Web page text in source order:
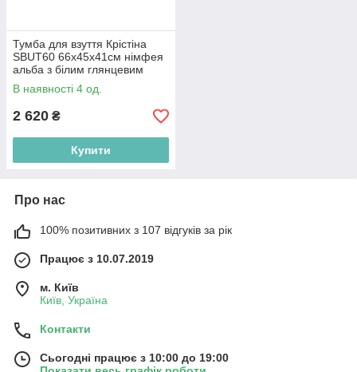
Тумба для взуття Крістіна
SBUT60 66х45х41см німфея
альба з білим глянцевим
фасадом БРВ-Україна
В наявності 4 од.
2 620 ₴
Купити
Про нас
100% позитивних з 107 відгуків за рік
Працює з 10.07.2019
м. Київ
Київ, Україна
Контакти
Сьогодні працює з 10:00 до 19:00